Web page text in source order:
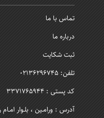
تماس با ما
درباره ما
ثبت شکایت
تلفن: 02136296745
کد پستی : 3371765944
آدرس : ورامـین ، بلـوار